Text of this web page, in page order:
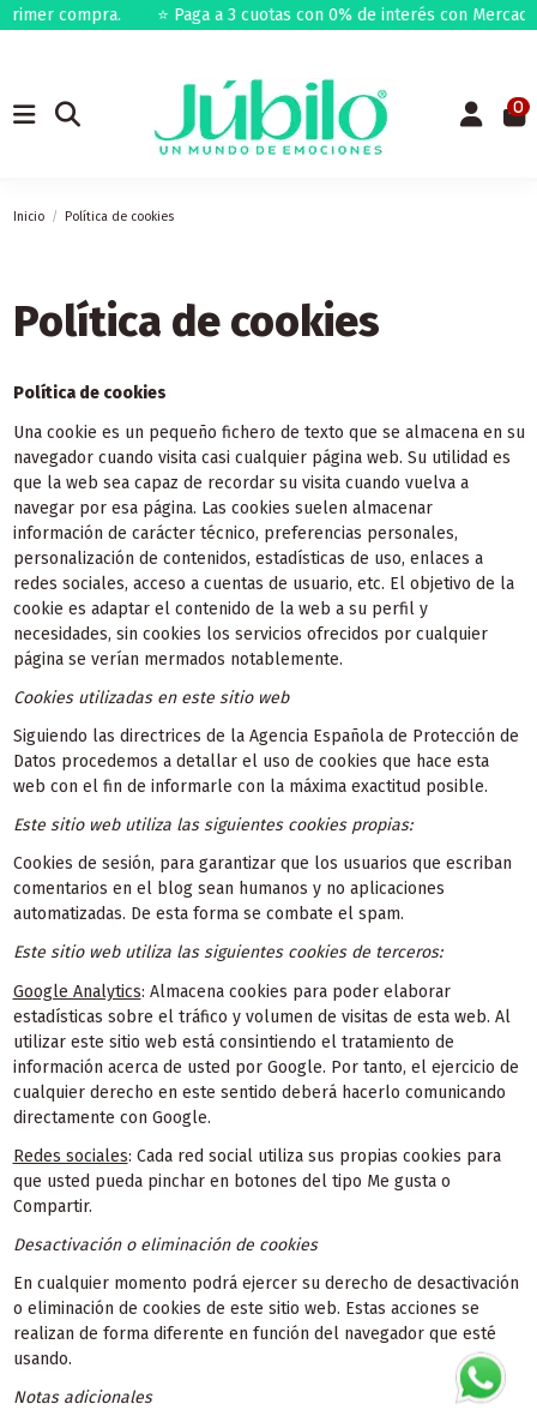
compra. ⭐ Paga a 3 cuotas con 0% de interés con
0
Inicio Política de cookies
Política de cookies
Política de cookies
Una cookie es un pequeño fichero de texto que se almacena en su
navegador cuando visita casi cualquier página web. Su utilidad es
que la web sea capaz de recordar su visita cuando vuelva a
navegar por esa página. Las cookies suelen almacenar
información de carácter técnico, preferencias personales,
personalización de contenidos, estadísticas de uso, enlaces a
redes sociales, acceso a cuentas de usuario, etc. El objetivo de la
cookie es adaptar el contenido de la web a su perfil y
necesidades, sin cookies los servicios ofrecidos por cualquier
página se verían mermados notablemente.
Cookies utilizadas en este sitio web
Siguiendo las directrices de la Agencia Española de Protección de
Datos procedemos a detallar el uso de cookies que hace esta
web con el fin de informarle con la máxima exactitud posible.
Este sitio web utiliza las siguientes cookies propias:
Cookies de sesión, para garantizar que los usuarios que escriban
comentarios en el blog sean humanos y no aplicaciones
automatizadas. De esta forma se combate el spam.
Este sitio web utiliza las siguientes cookies de terceros:
Google Analytics: Almacena cookies para poder elaborar
estadísticas sobre el tráfico y volumen de visitas de esta web. Al
utilizar este sitio web está consintiendo el tratamiento de
información acerca de usted por Google. Por tanto, el ejercicio de
cualquier derecho en este sentido deberá hacerlo comunicando
directamente con Google.
Redes sociales: Cada red social utiliza sus propias cookies para
que usted pueda pinchar en botones del tipo Me gusta o
Compartir.
Desactivación o eliminación de cookies
En cualquier momento podrá ejercer su derecho de desactivación
o eliminación de cookies de este sitio web. Estas acciones se
realizan de forma diferente en función del navegador que esté
usando.
Notas adicionales